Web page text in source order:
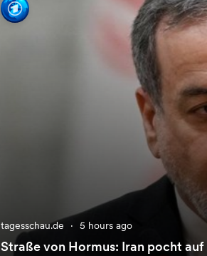
tagesschau.de · 5 hours ago
Straße von Hormus: Iran pocht